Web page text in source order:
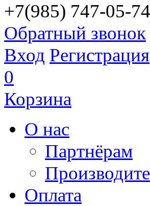
+7(985) 747-05-74
Обратный звонок
Вход Регистрация
0
Корзина
О нас
Партнёрам
Оплата